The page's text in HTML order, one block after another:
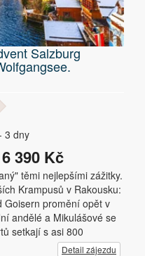
Salzburg
3 dny
6 390 Kč
těmi nejlepšími zážitky.
Krampusů v Rakousku:
Goisern promění opět v
andělé a Mikulášové se
setkají s asi 800
Detail zájezdu